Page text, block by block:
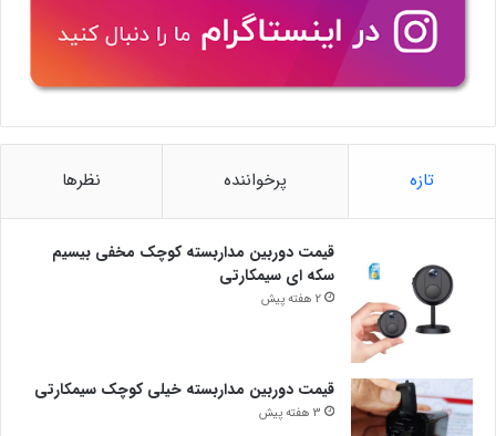
تازه پرخواننده نظرها
قیمت دوربین مداربسته کوچک مخفی بیسیم
سکه ای سیمکارتی
2 هفته پیش
قیمت دوربین مداربسته خیلی کوچک سیمکارتی
3 هفته پیش